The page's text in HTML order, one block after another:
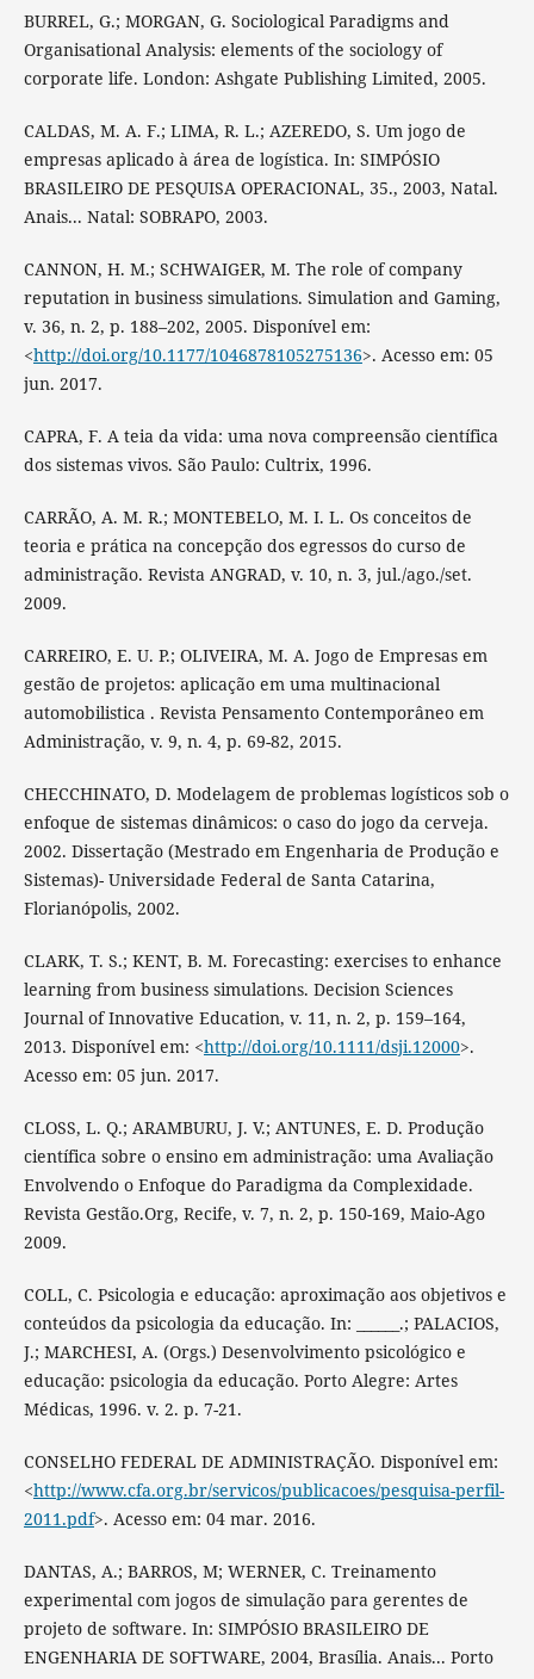
BURREL, G.; MORGAN, G. Sociological Paradigms and
Organisational Analysis: elements of the sociology of
corporate life. London: Ashgate Publishing Limited, 2005.
CALDAS, M. A. F.; LIMA, R. L.; AZEREDO, S. Um jogo de
empresas aplicado à área de logística. In: SIMPÓSIO
BRASILEIRO DE PESQUISA OPERACIONAL, 35., 2003, Natal.
Anais... Natal: SOBRAPO, 2003.
CANNON, H. M.; SCHWAIGER, M. The role of company
reputation in business simulations. Simulation and Gaming,
v. 36, n. 2, p. 188–202, 2005. Disponível em:
<http://doi.org/10.1177/1046878105275136>. Acesso em: 05
jun. 2017.
CAPRA, F. A teia da vida: uma nova compreensão científica
dos sistemas vivos. São Paulo: Cultrix, 1996.
CARRÃO, A. M. R.; MONTEBELO, M. I. L. Os conceitos de
teoria e prática na concepção dos egressos do curso de
administração. Revista ANGRAD, v. 10, n. 3, jul./ago./set.
2009.
CARREIRO, E. U. P.; OLIVEIRA, M. A. Jogo de Empresas em
gestão de projetos: aplicação em uma multinacional
automobilistica . Revista Pensamento Contemporâneo em
Administração, v. 9, n. 4, p. 69-82, 2015.
CHECCHINATO, D. Modelagem de problemas logísticos sob o
enfoque de sistemas dinâmicos: o caso do jogo da cerveja.
2002. Dissertação (Mestrado em Engenharia de Produção e
Sistemas)- Universidade Federal de Santa Catarina,
Florianópolis, 2002.
CLARK, T. S.; KENT, B. M. Forecasting: exercises to enhance
learning from business simulations. Decision Sciences
Journal of Innovative Education, v. 11, n. 2, p. 159–164,
2013. Disponível em: <http://doi.org/10.1111/dsji.12000>.
Acesso em: 05 jun. 2017.
CLOSS, L. Q.; ARAMBURU, J. V.; ANTUNES, E. D. Produção
científica sobre o ensino em administração: uma Avaliação
Envolvendo o Enfoque do Paradigma da Complexidade.
Revista Gestão.Org, Recife, v. 7, n. 2, p. 150-169, Maio-Ago
2009.
COLL, C. Psicologia e educação: aproximação aos objetivos e
conteúdos da psicologia da educação. In: ______.; PALACIOS,
J.; MARCHESI, A. (Orgs.) Desenvolvimento psicológico e
educação: psicologia da educação. Porto Alegre: Artes
Médicas, 1996. v. 2. p. 7-21.
CONSELHO FEDERAL DE ADMINISTRAÇÃO. Disponível em:
<http://www.cfa.org.br/servicos/publicacoes/pesquisa-perfil-
2011.pdf>. Acesso em: 04 mar. 2016.
DANTAS, A.; BARROS, M; WERNER, C. Treinamento
experimental com jogos de simulação para gerentes de
projeto de software. In: SIMPÓSIO BRASILEIRO DE
ENGENHARIA DE SOFTWARE, 2004, Brasília. Anais... Porto